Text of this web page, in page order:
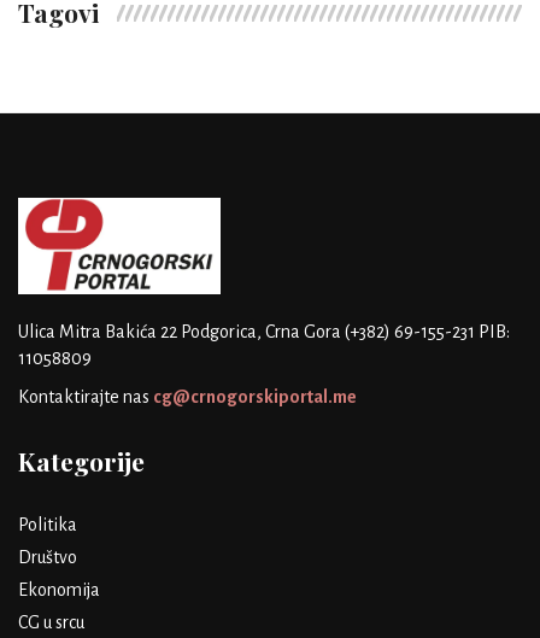
Tagovi
Ulica Mitra Bakića 22 Podgorica, Crna Gora (+382) 69-155-231 PIB:
11058809
Kontaktirajte nas cg@crnogorskiportal.me
Kategorije
Politika
Društvo
Ekonomija
CG u srcu